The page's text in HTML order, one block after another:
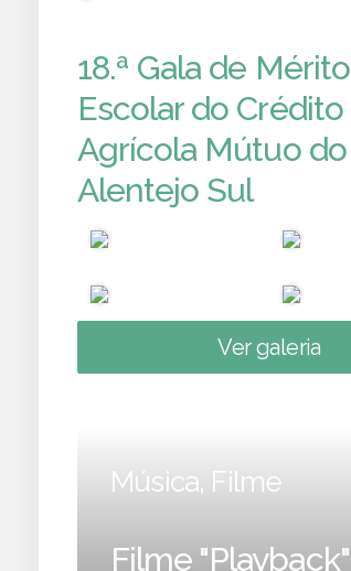
18.ª Gala de Mérito
Escolar do Crédito
Agrícola Mútuo do
Alentejo Sul
Ver galeria
Música, Filme
Filme "Playback"